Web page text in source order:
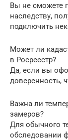
Вы не сможете
наследству,
подключить
Может ли
в Росреестр?
Да, если вы
доверенность,
Важна ли
замеров?
Для обычного
обследовании